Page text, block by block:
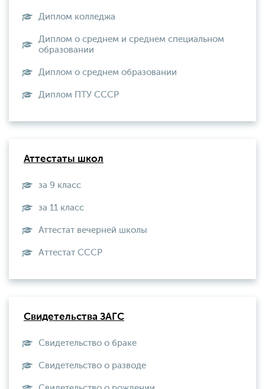
Диплом колледжа
Диплом о среднем и среднем специальном
образовании
Диплом о среднем образовании
Диплом ПТУ СССР
Аттестаты школ
за 9 класс
за 11 класс
Аттестат вечерней школы
Aттестат СССР
Свидетельства ЗАГС
Свидетельство о браке
Свидетельство о разводе